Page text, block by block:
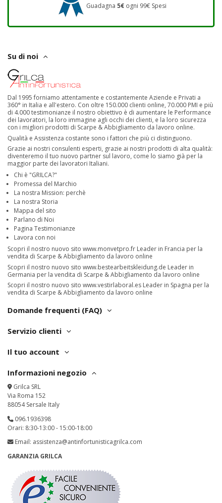
Guadagna 5€ ogni 99€ Spesi
Su di noi
Dal 1995 forniamo attentamente e costantemente Aziende e Privati a
360° in Italia e all'estero. Con oltre 150.000 clienti online, 70.000 PMI e più
di 4.000 testimonianze il nostro obiettivo è di aumentare le Performance
dei lavoratori, la loro immagine agli occhi dei clienti, e la loro sicurezza
con i migliori prodotti di Scarpe & Abbigliamento da lavoro online.
Qualità e Assistenza costante sono i fattori che più ci distinguono.
Grazie ai nostri consulenti esperti, grazie ai nostri prodotti di alta qualità:
diventeremo il tuo nuovo partner sul lavoro, come lo siamo già per la
maggior parte dei lavoratori Italiani.
Chi è "GRILCA?"
Promessa del Marchio
La nostra Mission: perchè
La nostra Storia
Mappa del sito
Parlano di Noi
Pagina Testimonianze
Lavora con noi
Scopri il nostro nuovo sito www.monvetpro.fr Leader in Francia per la
vendita di Scarpe & Abbigliamento da lavoro online
Scopri il nostro nuovo sito www.bestearbeitskleidung.de Leader in
Germania per la vendita di Scarpe & Abbigliamento da lavoro online
Scopri il nostro nuovo sito www.vestirlaboral.es Leader in Spagna per la
vendita di Scarpe & Abbigliamento da lavoro online
Domande frequenti (FAQ)
Servizio clienti
Il tuo account
Informazioni negozio
Grilca SRL
Via Roma 152
88054 Sersale Italy
096.1936398
Orari: 8:30-13:00 - 15:00-18:00
Email: assistenza@antinfortunisticagrilca.com
GARANZIA GRILCA